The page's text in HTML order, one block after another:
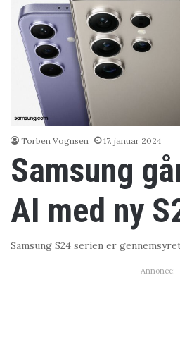
Torben Vognsen 17. januar 2024
Samsung
AI med ny
Samsung S24 serien er
Annonce: